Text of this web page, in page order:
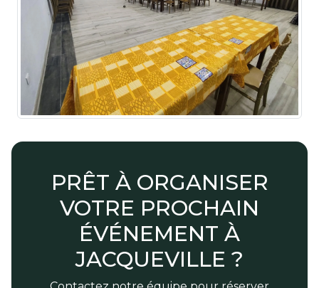
PRÊT À ORGANISER
VOTRE PROCHAIN
ÉVÉNEMENT À
JACQUEVILLE ?